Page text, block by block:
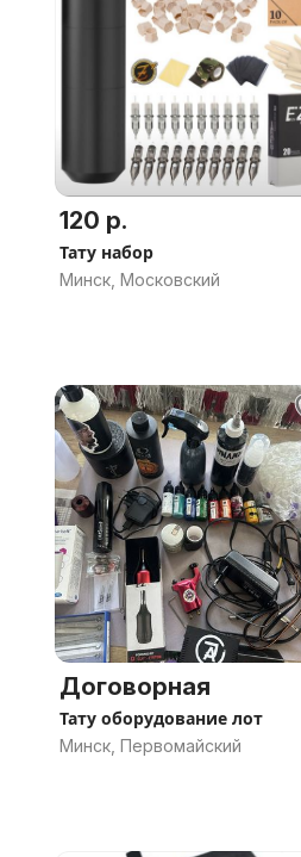
120 р.
Тату набор
Минск, Московский
Договорная
Тату оборудование лот
Минск, Первомайский